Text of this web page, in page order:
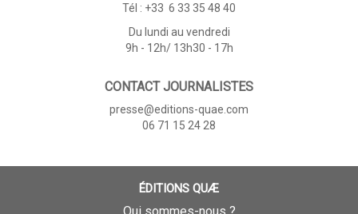
Tél : +33 6 33 35 48 40
Du lundi au vendredi
9h - 12h/ 13h30 - 17h
CONTACT JOURNALISTES
presse@editions-quae.com
06 71 15 24 28
ÉDITIONS QUÆ